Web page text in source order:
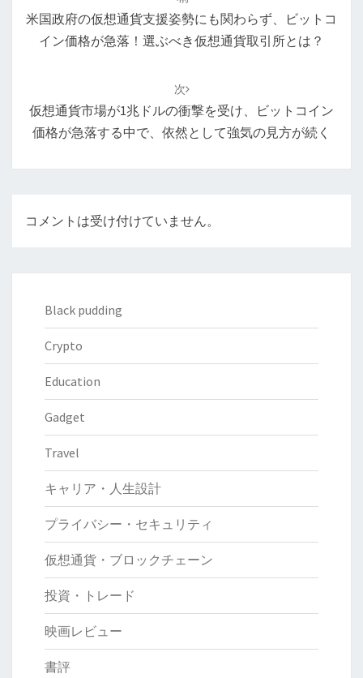
ナ
ョ
米国政府の仮想通貨支援姿勢にも関わらず、ビットコ
イン価格が急落！選ぶべき仮想通貨取引所とは？
次
仮想通貨市場が1兆ドルの衝撃を受け、ビットコイン
価格が急落する中で、依然として強気の見方が続く
コメントは受け付けていません。
Black pudding
Crypto
Education
Gadget
Travel
キャリア・人生設計
プライバシー・セキュリティ
仮想通貨・ブロックチェーン
投資・トレード
映画レビュー
書評